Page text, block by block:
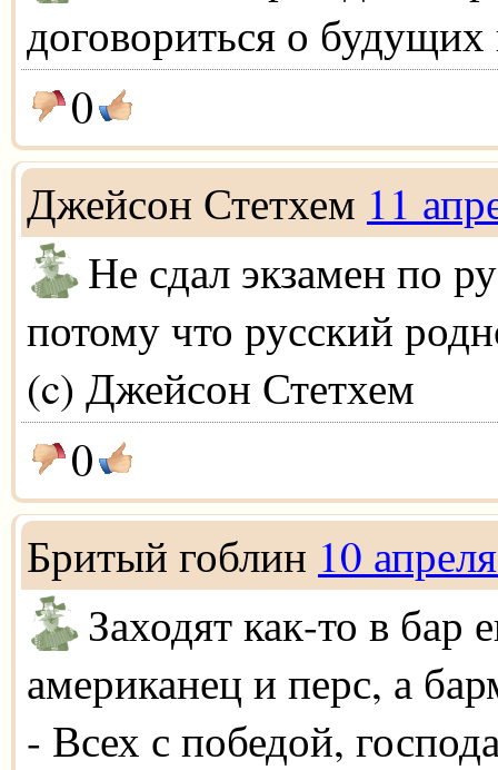
договориться о будущих
0
Джейсон Стетхем 11
Не сдал экзамен по
потому что русский
(c) Джейсон Стетхем
0
Бритый гоблин 10
Заходят как-то в бар
американец и перс, а
- Всех с победой,